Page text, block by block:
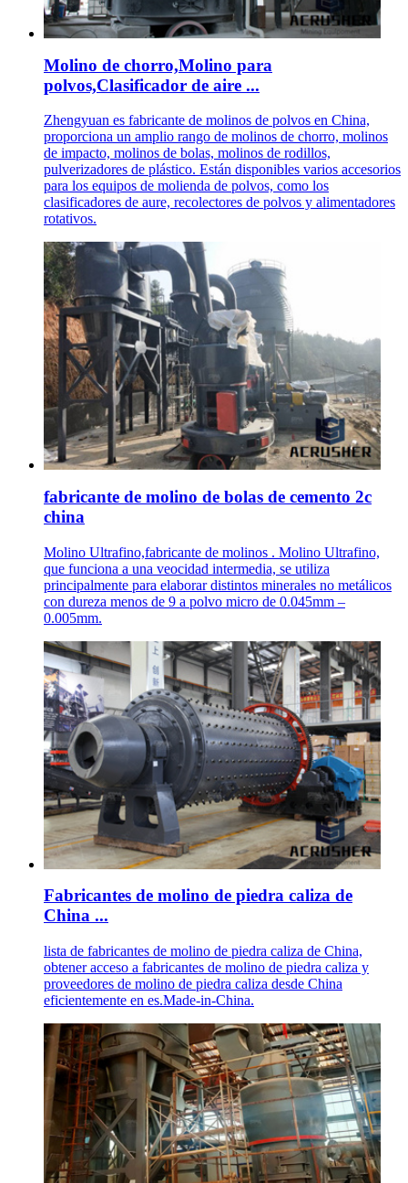
Molino de chorro,Molino para
polvos,Clasificador de aire ...
Zhengyuan es fabricante de molinos de polvos en China,
proporciona un amplio rango de molinos de chorro, molinos
de impacto, molinos de bolas, molinos de rodillos,
pulverizadores de plástico. Están disponibles varios accesorios
para los equipos de molienda de polvos, como los
clasificadores de aure, recolectores de polvos y alimentadores
rotativos.
fabricante de molino de bolas de cemento 2c
china
Molino Ultrafino,fabricante de molinos . Molino Ultrafino,
que funciona a una veocidad intermedia, se utiliza
principalmente para elaborar distintos minerales no metálicos
con dureza menos de 9 a polvo micro de 0.045mm –
0.005mm.
Fabricantes de molino de piedra caliza de
China ...
lista de fabricantes de molino de piedra caliza de China,
obtener acceso a fabricantes de molino de piedra caliza y
proveedores de molino de piedra caliza desde China
eficientemente en es.Made-in-China.